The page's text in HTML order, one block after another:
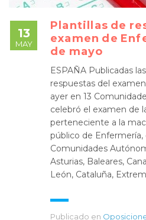
13
MAY
Plantillas de
examen de
de mayo
ESPAÑA Publicadas
respuestas del
ayer en 13
celebró el examen de
perteneciente a la
público de Enfermería,
Comunidades
Asturias, Baleares,
León, Cataluña,
Publicado en